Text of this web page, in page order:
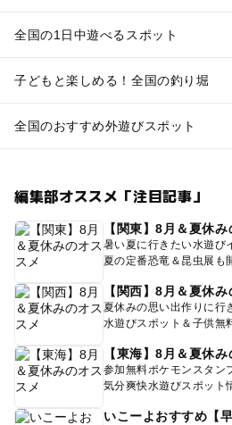
全国の1日中遊べるスポット
子どもと楽しめる！全国の釣り堀
全国のおすすめ外遊びスポット
編集部オススメ「注目記事」
【関東】8月＆夏休
暑い夏に行きたい水遊び
夏の定番恐竜＆昆虫展も
【関西】8月＆夏休
夏休みの思い出作りに行
水遊びスポット＆子供無
【東海】8月＆夏休
参加無料ポケモンスタン
気分爽快水遊びスポット
いこーよおすすめ【